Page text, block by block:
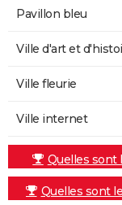
Pavillon bleu
Ville d'art et
Ville fleurie
Ville internet
Quelles sont
Quelles sont